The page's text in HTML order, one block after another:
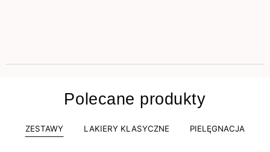
Polecane produkty
ZESTAWY LAKIERY KLASYCZNE PIELĘGNACJA